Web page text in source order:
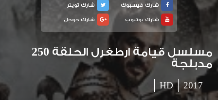
شارك فيسبوك
شارك تويتر
شارك يوتيوب
شارك جوجل
مسلسل قيامة ارطغرل الحلقة 250
مدبلجة
2017
HD